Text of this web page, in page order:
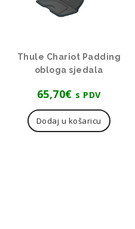
Thule Chariot Padding
obloga sjedala
65,70€ s PDV
Dodaj u košaricu